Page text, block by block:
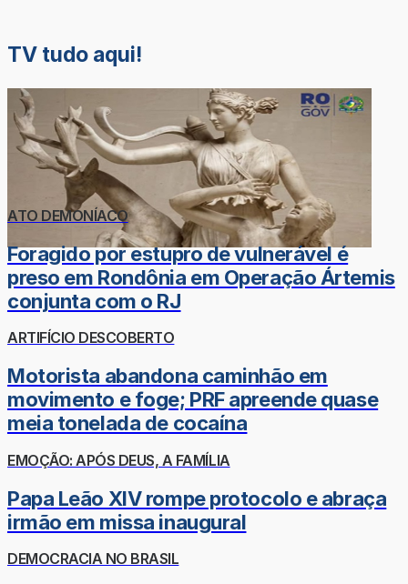
TV tudo aqui!
ATO DEMONÍACO
Foragido por estupro de vulnerável é
preso em Rondônia em Operação Ártemis
conjunta com o RJ
ARTIFÍCIO DESCOBERTO
Motorista abandona caminhão em
movimento e foge; PRF apreende quase
meia tonelada de cocaína
EMOÇÃO: APÓS DEUS, A FAMÍLIA
Papa Leão XIV rompe protocolo e abraça
irmão em missa inaugural
DEMOCRACIA NO BRASIL